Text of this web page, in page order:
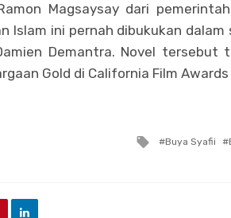
Magsaysay dari
Islam ini pernah dibukukan dalam
Demantra. Novel tersebut
Gold di California Film Awards
Tagged
Buya Syafii